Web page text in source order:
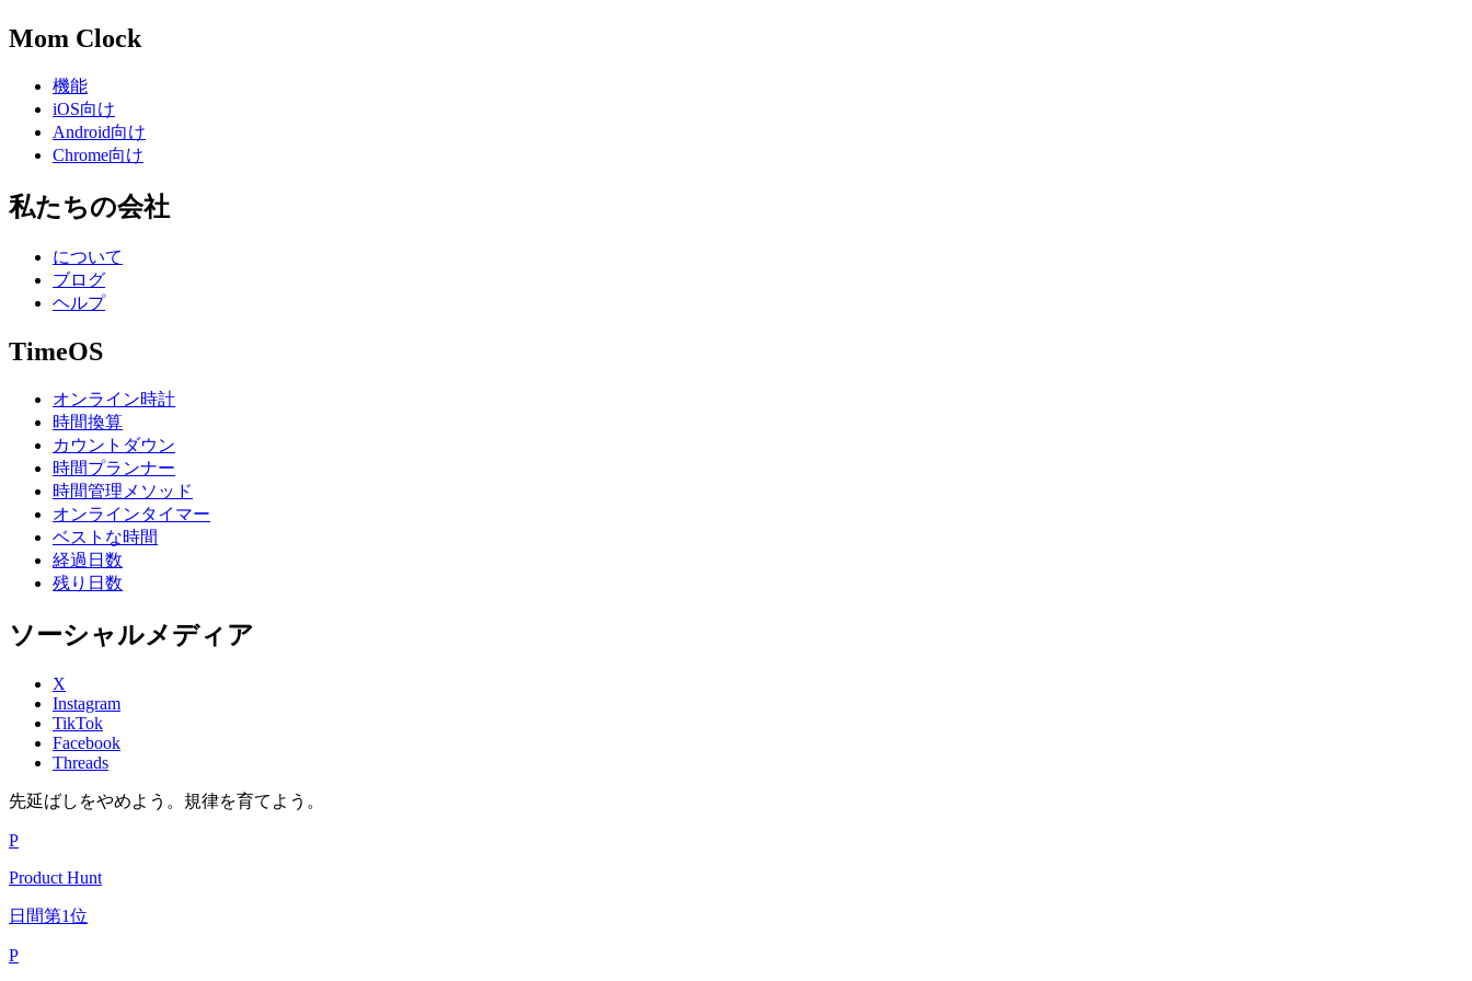
Mom Clock
機能
iOS向け
Android向け
Chrome向け
私たちの会社
について
ブログ
ヘルプ
TimeOS
オンライン時計
時間換算
カウントダウン
時間プランナー
時間管理メソッド
オンラインタイマー
ベストな時間
経過日数
残り日数
ソーシャルメディア
X
Instagram
TikTok
Facebook
Threads
先延ばしをやめよう。規律を育てよう。
P
Product Hunt
日間第1位
P